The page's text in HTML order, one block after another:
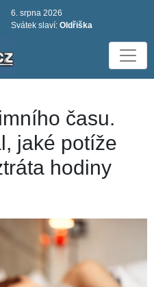
6. srpna 2026
Svátek slaví: Oldřiška
času.
jaké potíže
hodiny